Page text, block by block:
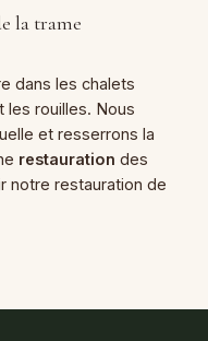
la trame
dans les chalets
les rouilles. Nous
et resserrons la
restauration des
notre restauration de